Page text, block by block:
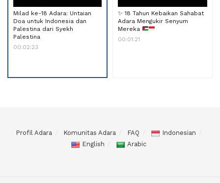
Milad ke-18 Adara: Untaian
Doa untuk Indonesia dan
Palestina dari Syekh
Palestina
00:02:23
✨ 18 Tahun Kebaikan Sahabat
Adara Mengukir Senyum
Mereka
00:01:21
Profil Adara Komunitas Adara FAQ
Indonesian
English
Arabic